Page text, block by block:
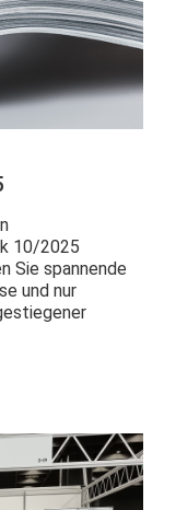
10/2025
Sie spannende
und nur